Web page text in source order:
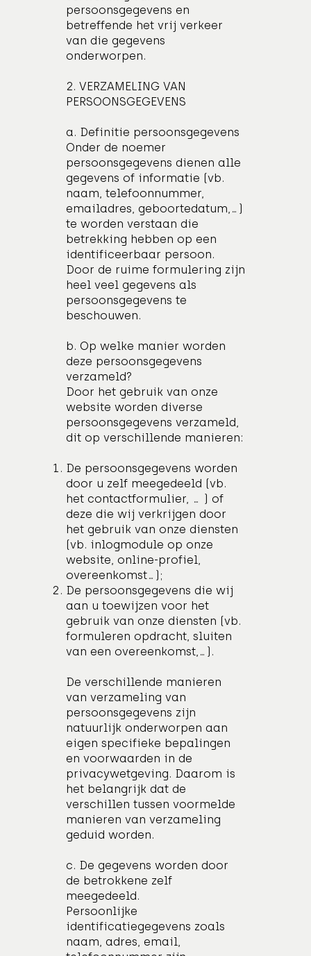
persoonsgegevens en
betreffende het vrij verkeer
van die gegevens
onderworpen.
2. VERZAMELING VAN
PERSOONSGEGEVENS
a. Definitie persoonsgegevens
Onder de noemer
persoonsgegevens dienen alle
gegevens of informatie (vb.
naam, telefoonnummer,
emailadres, geboortedatum,…)
te worden verstaan die
betrekking hebben op een
identificeerbaar persoon.
Door de ruime formulering zijn
heel veel gegevens als
persoonsgegevens te
beschouwen.
b. Op welke manier worden
deze persoonsgegevens
verzameld?
Door het gebruik van onze
website worden diverse
persoonsgegevens verzameld,
dit op verschillende manieren:
De persoonsgegevens worden
door u zelf meegedeeld (vb.
het contactformulier, … ) of
deze die wij verkrijgen door
het gebruik van onze diensten
(vb. inlogmodule op onze
website, online-profiel,
overeenkomst…);
De persoonsgegevens die wij
aan u toewijzen voor het
gebruik van onze diensten (vb.
formuleren opdracht, sluiten
van een overeenkomst,…).
De verschillende manieren
van verzameling van
persoonsgegevens zijn
natuurlijk onderworpen aan
eigen specifieke bepalingen
en voorwaarden in de
privacywetgeving. Daarom is
het belangrijk dat de
verschillen tussen voormelde
manieren van verzameling
geduid worden.
c. De gegevens worden door
de betrokkene zelf
meegedeeld.
Persoonlijke
identificatiegegevens zoals
naam, adres, email,